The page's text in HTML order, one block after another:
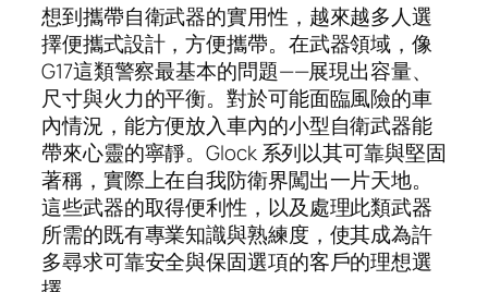
想到攜帶自衛武器的實用性，越來越多人選
擇便攜式設計，方便攜帶。在武器領域，像
G17這類警察最基本的問題——展現出容量、
尺寸與火力的平衡。對於可能面臨風險的車
內情況，能方便放入車內的小型自衛武器能
帶來心靈的寧靜。Glock 系列以其可靠與堅固
著稱，實際上在自我防衛界闖出一片天地。
這些武器的取得便利性，以及處理此類武器
所需的既有專業知識與熟練度，使其成為許
多尋求可靠安全與保固選項的客戶的理想選